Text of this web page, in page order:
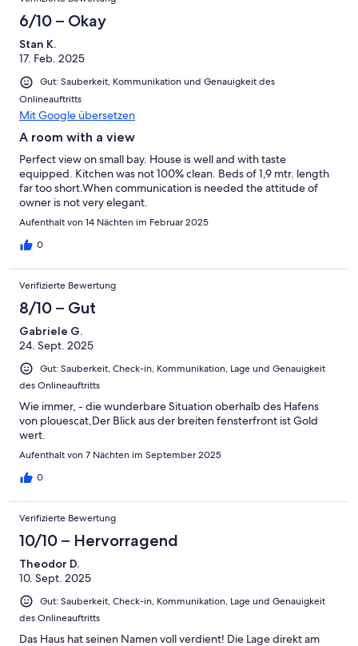
Schlecht
Ungenügend
6/10 – Okay
Stan K.
17. Feb. 2025
Gut: Sauberkeit, Kommunikation und Genauigkeit des
Onlineauftritts
Mit Google übersetzen
A room with a view
Perfect view on small bay. House is well and with taste
equipped. Kitchen was not 100% clean. Beds of 1,9 mtr. length
far too short.When communication is needed the attitude of
owner is not very elegant.
Aufenthalt von 14 Nächten im Februar 2025
0
Verifizierte Bewertung
8/10 – Gut
Gabriele G.
24. Sept. 2025
Gut: Sauberkeit, Check-in, Kommunikation, Lage und Genauigkeit
des Onlineauftritts
Wie immer, - die wunderbare Situation oberhalb des Hafens
von plouescat,Der Blick aus der breiten fensterfront ist Gold
wert.
Aufenthalt von 7 Nächten im September 2025
0
Verifizierte Bewertung
10/10 – Hervorragend
Theodor D.
10. Sept. 2025
Gut: Sauberkeit, Check-in, Kommunikation, Lage und Genauigkeit
des Onlineauftritts
Das Haus hat seinen Namen voll verdient! Die Lage direkt am